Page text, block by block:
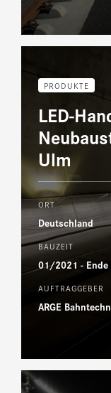
PRODUKTE
LED-
Ulm
ORT
Deutschland
BAUZEIT
01/2021 - Ende
AUFTRAGGEBER
ARGE